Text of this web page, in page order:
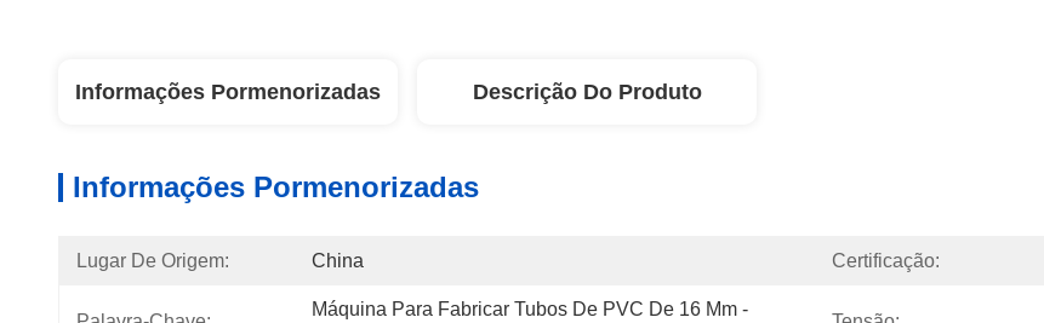
Informações Pormenorizadas Descrição Do Produto
Informações Pormenorizadas
Lugar De Origem: China Certificação:
Máquina Para Fabricar Tubos De PVC De 16 Mm -